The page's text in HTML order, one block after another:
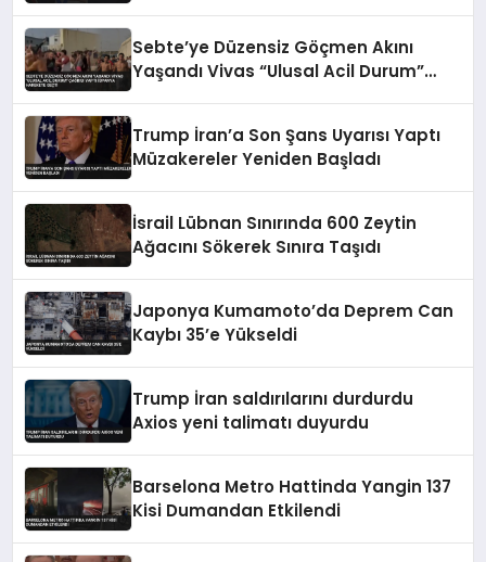
Sebte’ye Düzensiz Göçmen Akını
Yaşandı Vivas “Ulusal Acil Durum”
Trump İran’a Son Şans Uyarısı Yaptı
Müzakereler Yeniden Başladı
İsrail Lübnan Sınırında 600 Zeytin
Ağacını Sökerek Sınıra Taşıdı
Japonya Kumamoto’da Deprem Can
Kaybı 35’e Yükseldi
Trump İran saldırılarını durdurdu
Axios yeni talimatı duyurdu
Barselona Metro Hattinda Yangin 137
Kisi Dumandan Etkilendi